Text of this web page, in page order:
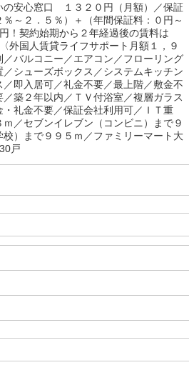
の安心窓口 １３２０円（月額）／保証
～２．５％）＋（年間保証料：０円～
！契約始期から２年経過後の賃料は
外国人賃貸ライフサポート月額１，９
バルコニー／エアコン／フローリング
シューズボックス／システムキッチン
即入居可／礼金不要／最上階／敷金不
築２年以内／ＴＶ付浴室／複層ガラス
礼金不要／保証会社利用可／ＩＴ重
／セブンイレブン（コンビニ）まで９
）まで９９５ｍ／ファミリーマート大
戸